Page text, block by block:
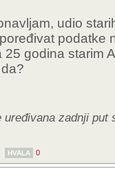
udio
podatke
25 godina starim
uređivana zadnji put
HVALA 0